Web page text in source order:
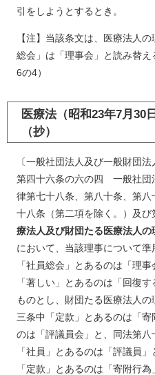
引をしようとするとき。
【注】当該条文は、医療法人
総会」は「理事会」と読み替
6の4）
医療法（昭和23年7月30
（抄）
〔一般社団法人及び一般財団法
第四十六条の六の四 一般社団
律第七十八条、第八十条、第八
十八条（第二項を除く。）及び
療法人及び財団たる医療法人
において、当該理事について
「社員総会」とあるのは「理
「著しい」とあるのは「回復
ものとし、財団たる医療法人
三条中「定款」とあるのは「
のは「評議員会」と、同法第
「社員」とあるのは「評議員
「定款」とあるのは「寄附行